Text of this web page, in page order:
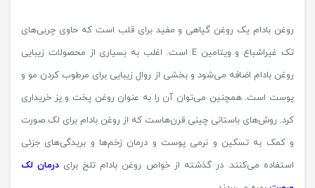
روغن بادام یک روغن گیاهی و مفید برای قلب است که حاوی چربی‌های
تک غیراشباع و ویتامین E است. اغلب به بسیاری از محصولات زیبایی
روغن بادام اضافه می‌شود و بخشی از روال زیبایی برای مرطوب کردن مو و
پوست است. همچنین می‌توان آن را به عنوان روغن پخت و پز خریداری
کرد. روش‌های باستانی چینی قرن‌هاست که از روغن بادام برای لک صورت
و کمک به تسکین و نرمی پوست و درمان زخم‌ها و بریدگی‌های جزئی
استفاده می‌کنند. در گذشته از خواص روغن بادام تلخ برای درمان لک